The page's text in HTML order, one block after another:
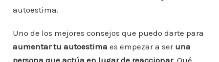
autoestima.
Uno de los mejores consejos que puedo darte para
aumentar tu autoestima es empezar a ser una